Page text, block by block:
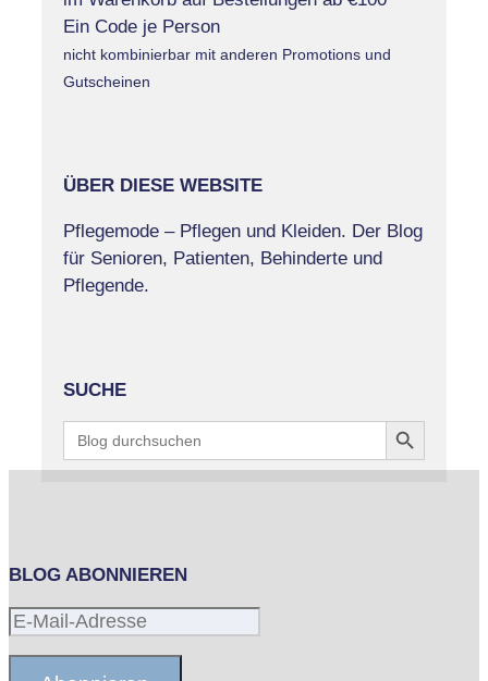
Ein Code je Person
nicht kombinierbar mit anderen Promotions und
Gutscheinen
ÜBER DIESE WEBSITE
Pflegemode – Pflegen und Kleiden. Der Blog
für Senioren, Patienten, Behinderte und
Pflegende.
SUCHE
Search
for:
Search Button
BLOG ABONNIEREN
E-
Adresse